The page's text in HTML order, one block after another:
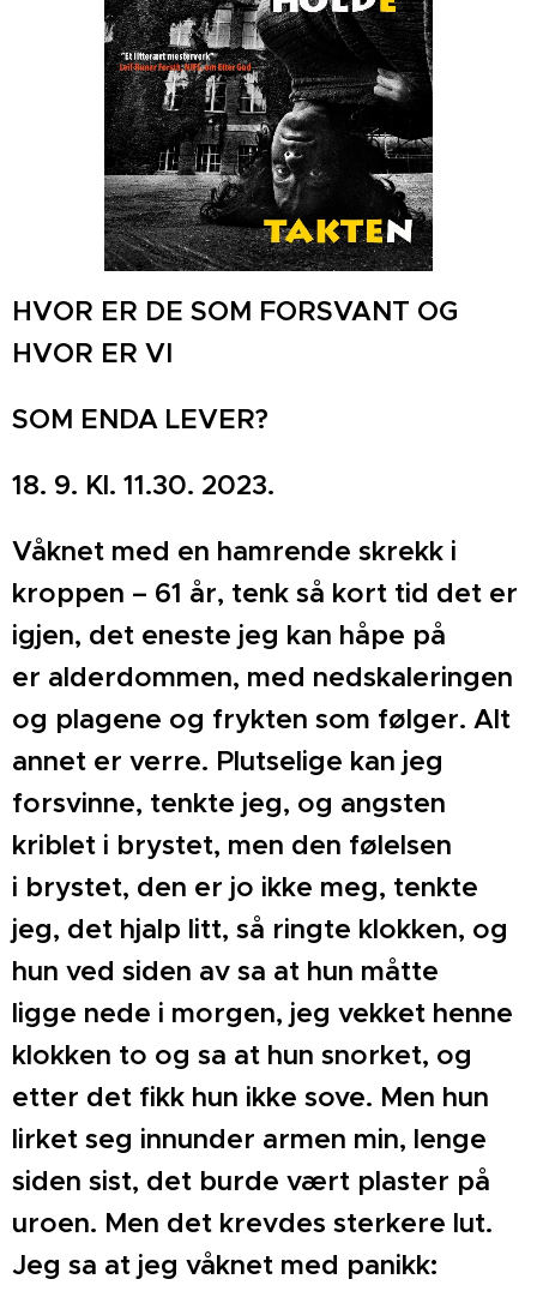
HVOR ER DE SOM FORSVANT OG
HVOR ER VI
SOM ENDA LEVER?
18. 9. Kl. 11.30. 2023.
Våknet med en hamrende skrekk i
kroppen – 61 år, tenk så kort tid det er
igjen, det eneste jeg kan håpe på
er alderdommen, med nedskaleringen
og plagene og frykten som følger. Alt
annet er verre. Plutselige kan jeg
forsvinne, tenkte jeg, og angsten
kriblet i brystet, men den følelsen
i brystet, den er jo ikke meg, tenkte
jeg, det hjalp litt, så ringte klokken, og
hun ved siden av sa at hun måtte
ligge nede i morgen, jeg vekket henne
klokken to og sa at hun snorket, og
etter det fikk hun ikke sove. Men hun
lirket seg innunder armen min, lenge
siden sist, det burde vært plaster på
uroen. Men det krevdes sterkere lut.
Jeg sa at jeg våknet med panikk: